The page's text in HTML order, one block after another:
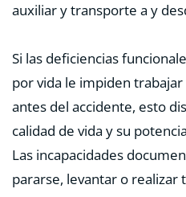
auxiliar y transporte a y
Si las deficiencias
por vida le impiden
antes del accidente, esto
calidad de vida y su
Las incapacidades
pararse, levantar o realizar